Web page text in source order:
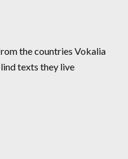
the countries Vokalia
texts they live